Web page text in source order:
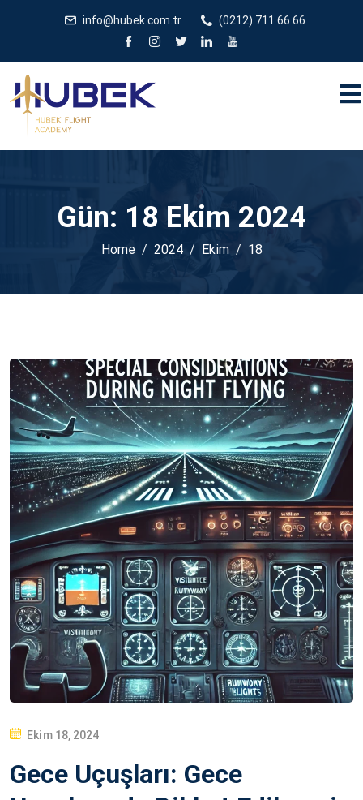
info@hubek.com.tr (0212) 711 66 66
Gün: 18 Ekim 2024
Home 2024 Ekim 18
P
S
T
Ekim 18, 2024
Gece Uçuşları: Gece